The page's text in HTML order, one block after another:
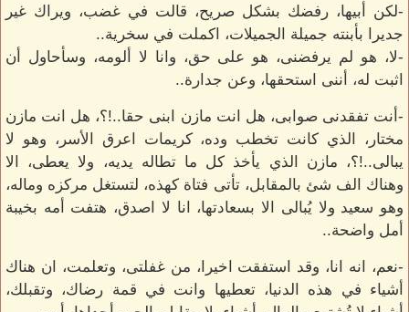
-لكن أبيها، رفضك بشكل صريح، قالت في غضب، ويراك غير
جديرا بأبنته جميلة الجميلات، اكملت في سخرية..
-لا، هو لم يرفضنى، هو على حق، وانا لا ألومه، وسأحاول أن
اثبت له، أننى استحقها، وعن جدارة..
-أنت تفقدنى صوابى، هل انت مازن ابنى حقا..!؟، هل انت مازن
مختار، الذي كانت تخطب وده، كريمات اعرق الأسر، وهو لا
يبالى..!؟، مازن الذي يأخذ كل ما تطاله يديه، ولا يعطى، الا
وهناك الف شئ بالمقابل، تأتى فتاة كهذه، لتستغل مركزه وماله،
وهو سعيد ولا يُبالى الا بسعادتها، انا لا اصدق، هتفت أمه بخيبة
أمل واضحة..
-نعم، انه انا، وقد استفقت اخيرا، من غفلتى، وتعلمت، ان هناك
أشياء في هذه الدنيا، تعطيها وانت في قمة رضاك، وتقبلك،